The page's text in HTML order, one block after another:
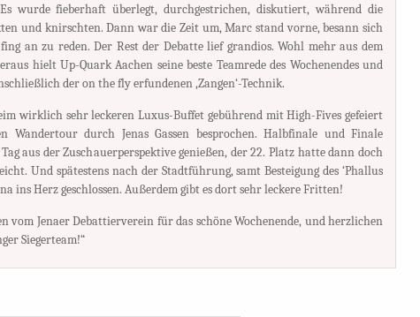
wurde fieberhaft überlegt, durchgestrichen, diskutiert, während die
und knirschten. Dann war die Zeit um, Marc stand vorne, besann sich
an zu reden. Der Rest der Debatte lief grandios. Wohl mehr aus dem
hielt Up-Quark Aachen seine beste Teamrede des Wochenendes und
der on the fly erfundenen ‚Zangen‘-Technik.
wirklich sehr leckeren Luxus-Buffet gebührend mit High-Fives gefeiert
Wandertour durch Jenas Gassen besprochen. Halbfinale und Finale
aus der Zuschauerperspektive genießen, der 22. Platz hatte dann doch
Und spätestens nach der Stadtführung, samt Besteigung des ‘Phallus
ins Herz geschlossen. Außerdem gibt es dort sehr leckere Fritten!
vom Jenaer Debattierverein für das schöne Wochenende, und herzlichen
Siegerteam!“